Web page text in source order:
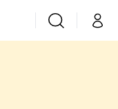
VyhledáváníMůj